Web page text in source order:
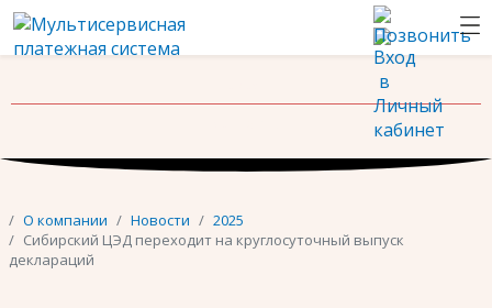
О компании Новости
2025
Сибирский ЦЭД переходит на круглосуточный выпуск
деклараций